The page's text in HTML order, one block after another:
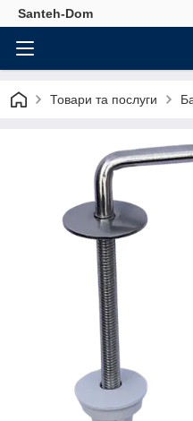
Santeh-Dom
Товари та послуги